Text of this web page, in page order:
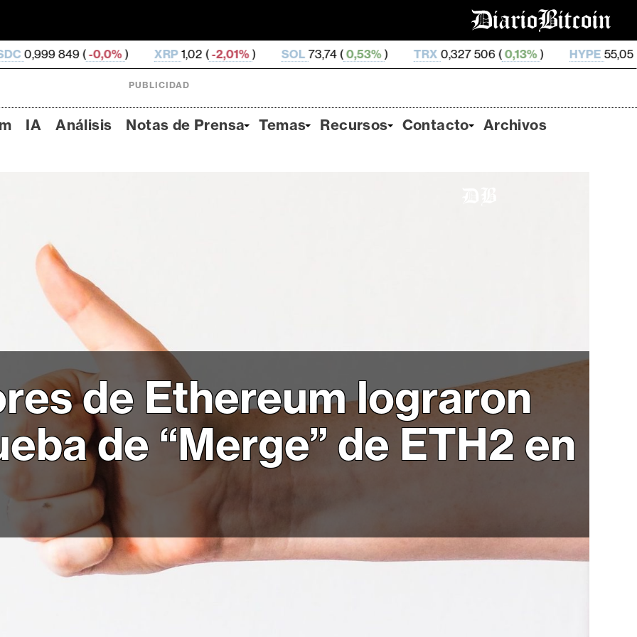
-0,0%) XRP1,02 (-2,01%) SOL73,74 ( 0,53%) TRX0,327 506 (0,13%) HYPE55,05 ( -1,51%)
PUBLICIDAD
IA Análisis Notas de Prensa Temas Recursos Contacto Archivos
de Ethereum lograron
de “Merge” de ETH2 en